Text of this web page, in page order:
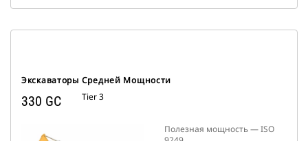
Экскаваторы Средней Мощности
330 GC Tier 3
Полезная мощность — ISO